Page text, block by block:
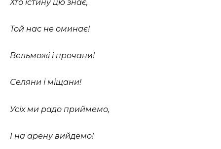
Хто істину цю знає,
Той нас не оминає!
Вельможі і прочани!
Селяни і міщани!
Усіх ми радо приймемо,
І на арену вийдемо!